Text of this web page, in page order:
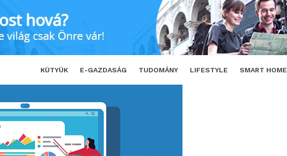
KÜTYÜK E-GAZDASÁG TUDOMÁNY LIFESTYLE SMART HOME
közel 180 műegyetemi előadással SHARE